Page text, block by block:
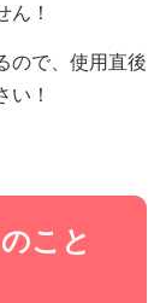
ん！
ので、使用直後
い！
こと